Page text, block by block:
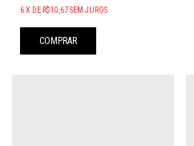
6X DE R$10,67SEM JUROS
COMPRAR